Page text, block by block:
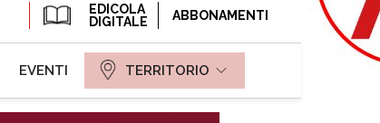
EDICOLA
DIGITALE
ABBONAMENTI
EVENTI TERRITORIO